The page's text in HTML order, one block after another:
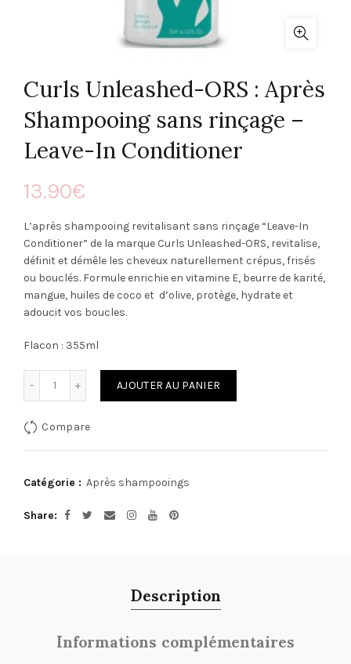
Curls Unleashed-ORS : Après
Shampooing sans rinçage –
Leave-In Conditioner
13.90€
L’après shampooing revitalisant sans rinçage “Leave-In
Conditioner” de la marque Curls Unleashed-ORS, revitalise,
définit et démêle les cheveux naturellement crépus, frisés
ou bouclés. Formule enrichie en vitamine E, beurre de karité,
mangue, huiles de coco et d’olive, protège, hydrate et
adoucit vos boucles.
Flacon : 355ml
AJOUTER AU PANIER
Compare
Catégorie : Après shampooings
Share
Description
Informations complémentaires